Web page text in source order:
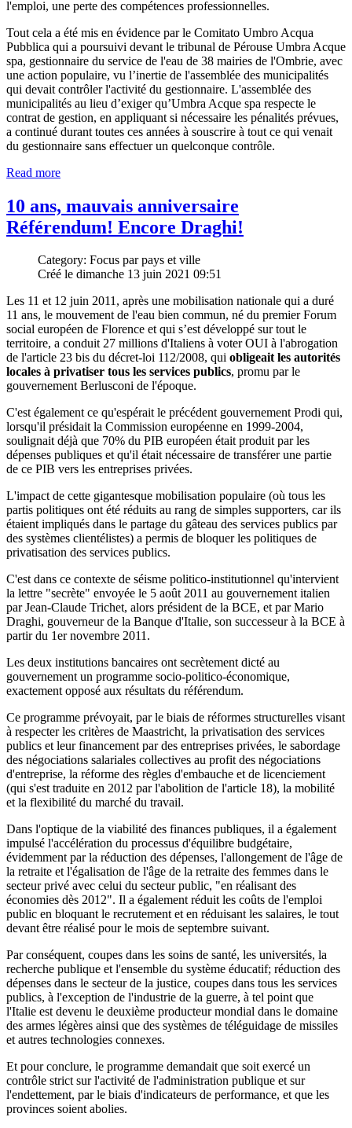
l'emploi, une perte des compétences professionnelles.
Tout cela a été mis en évidence par le Comitato Umbro Acqua
Pubblica qui a poursuivi devant le tribunal de Pérouse Umbra Acque
spa, gestionnaire du service de l'eau de 38 mairies de l'Ombrie, avec
une action populaire, vu l’inertie de l'assemblée des municipalités
qui devait contrôler l'activité du gestionnaire. L'assemblée des
municipalités au lieu d’exiger qu’Umbra Acque spa respecte le
contrat de gestion, en appliquant si nécessaire les pénalités prévues,
a continué durant toutes ces années à souscrire à tout ce qui venait
du gestionnaire sans effectuer un quelconque contrôle.
Read more
10 ans, mauvais anniversaire
Référendum! Encore Draghi!
Category: Focus par pays et ville
Créé le dimanche 13 juin 2021 09:51
Les 11 et 12 juin 2011, après une mobilisation nationale qui a duré
11 ans, le mouvement de l'eau bien commun, né du premier Forum
social européen de Florence et qui s’est développé sur tout le
territoire, a conduit 27 millions d'Italiens à voter OUI à l'abrogation
de l'article 23 bis du décret-loi 112/2008, qui obligeait les autorités
locales à privatiser tous les services publics, promu par le
gouvernement Berlusconi de l'époque.
C'est également ce qu'espérait le précédent gouvernement Prodi qui,
lorsqu'il présidait la Commission européenne en 1999-2004,
soulignait déjà que 70% du PIB européen était produit par les
dépenses publiques et qu'il était nécessaire de transférer une partie
de ce PIB vers les entreprises privées.
L'impact de cette gigantesque mobilisation populaire (où tous les
partis politiques ont été réduits au rang de simples supporters, car ils
étaient impliqués dans le partage du gâteau des services publics par
des systèmes clientélistes) a permis de bloquer les politiques de
privatisation des services publics.
C'est dans ce contexte de séisme politico-institutionnel qu'intervient
la lettre "secrète" envoyée le 5 août 2011 au gouvernement italien
par Jean-Claude Trichet, alors président de la BCE, et par Mario
Draghi, gouverneur de la Banque d'Italie, son successeur à la BCE à
partir du 1er novembre 2011.
Les deux institutions bancaires ont secrètement dicté au
gouvernement un programme socio-politico-économique,
exactement opposé aux résultats du référendum.
Ce programme prévoyait, par le biais de réformes structurelles visant
à respecter les critères de Maastricht, la privatisation des services
publics et leur financement par des entreprises privées, le sabordage
des négociations salariales collectives au profit des négociations
d'entreprise, la réforme des règles d'embauche et de licenciement
(qui s'est traduite en 2012 par l'abolition de l'article 18), la mobilité
et la flexibilité du marché du travail.
Dans l'optique de la viabilité des finances publiques, il a également
impulsé l'accélération du processus d'équilibre budgétaire,
évidemment par la réduction des dépenses, l'allongement de l'âge de
la retraite et l'égalisation de l'âge de la retraite des femmes dans le
secteur privé avec celui du secteur public, "en réalisant des
économies dès 2012". Il a également réduit les coûts de l'emploi
public en bloquant le recrutement et en réduisant les salaires, le tout
devant être réalisé pour le mois de septembre suivant.
Par conséquent, coupes dans les soins de santé, les universités, la
recherche publique et l'ensemble du système éducatif; réduction des
dépenses dans le secteur de la justice, coupes dans tous les services
publics, à l'exception de l'industrie de la guerre, à tel point que
l'Italie est devenu le deuxième producteur mondial dans le domaine
des armes légères ainsi que des systèmes de téléguidage de missiles
et autres technologies connexes.
Et pour conclure, le programme demandait que soit exercé un
contrôle strict sur l'activité de l'administration publique et sur
l'endettement, par le biais d'indicateurs de performance, et que les
provinces soient abolies.